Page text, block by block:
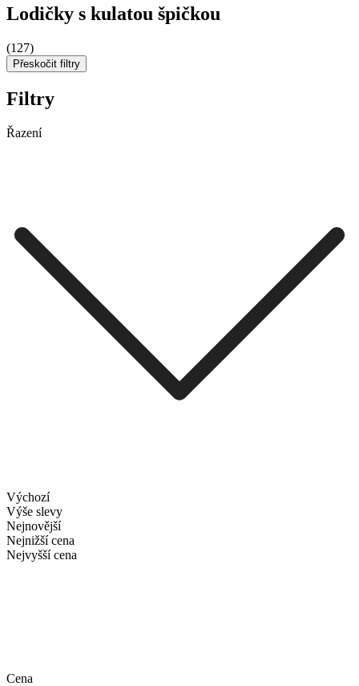
Lodičky s kulatou špičkou
(127)
Přeskočit filtry
Filtry
Řazení
Výchozí
Výše slevy
Nejnovější
Nejnižší cena
Nejvyšší cena
Cena